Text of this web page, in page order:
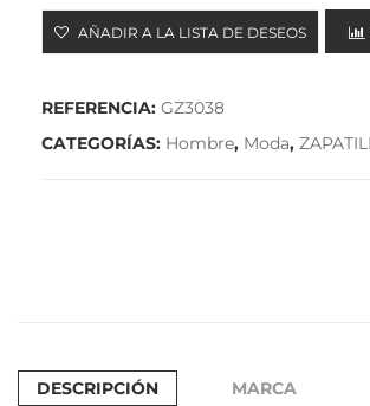
MID
cantidad
AÑADIR A LA LISTA DE DESEOS
REFERENCIA: GZ3038
CATEGORÍAS: Hombre, Moda,
DESCRIPCIÓN MARCA